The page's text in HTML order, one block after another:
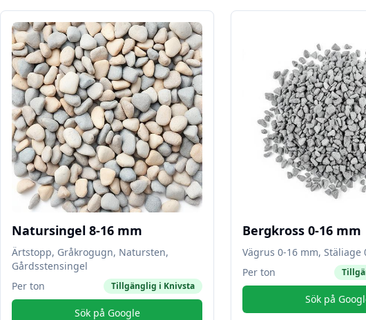
Natursingel 8-16 mm
Ärtstopp, Gråkrogugn, Natursten,
Gårdsstensingel
Per ton
Tillgänglig i Knivsta
Sök på Google
Bergkross 0-16 mm
Vägrus 0-16 mm, Stäliage
Per ton
Sök på